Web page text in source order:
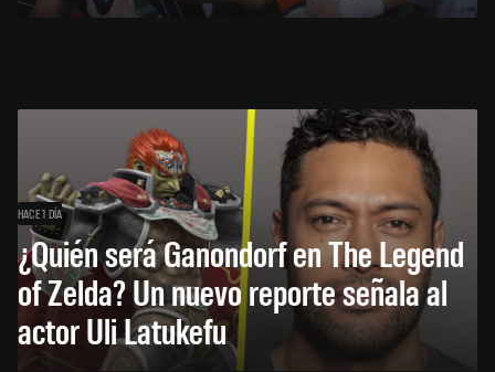
HACE 1 DÍA
¿Quién será Ganondorf en The Legend
of Zelda? Un nuevo reporte señala al
actor Uli Latukefu